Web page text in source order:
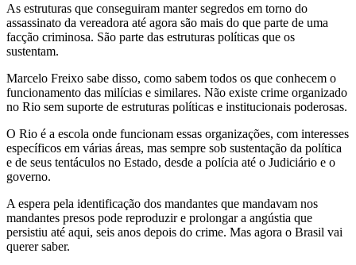
As estruturas que conseguiram manter segredos em torno do
assassinato da vereadora até agora são mais do que parte de uma
facção criminosa. São parte das estruturas políticas que os
sustentam.
Marcelo Freixo sabe disso, como sabem todos os que conhecem o
funcionamento das milícias e similares. Não existe crime organizado
no Rio sem suporte de estruturas políticas e institucionais poderosas.
O Rio é a escola onde funcionam essas organizações, com interesses
específicos em várias áreas, mas sempre sob sustentação da política
e de seus tentáculos no Estado, desde a polícia até o Judiciário e o
governo.
A espera pela identificação dos mandantes que mandavam nos
mandantes presos pode reproduzir e prolongar a angústia que
persistiu até aqui, seis anos depois do crime. Mas agora o Brasil vai
querer saber.